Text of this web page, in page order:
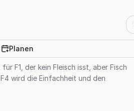
Planen
F1, der kein Fleisch isst, aber Fisch
wird die Einfachheit und den